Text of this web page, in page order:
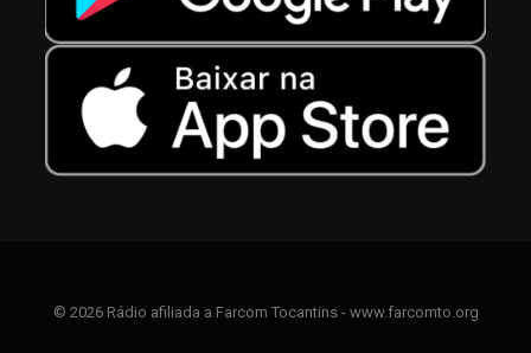
© 2026 Rádio afiliada a Farcom Tocantins - www.farcomto.org